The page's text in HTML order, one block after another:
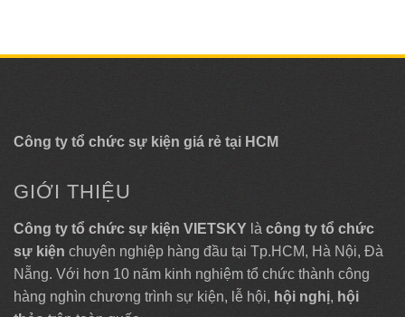
Công ty tổ chức sự kiện giá rẻ tại HCM
GIỚI THIỆU
Công ty tổ chức sự kiện VIETSKY là công ty tổ chức
sự kiện chuyên nghiệp hàng đầu tại Tp.HCM, Hà Nội, Đà
Nẵng. Với hơn 10 năm kinh nghiệm tổ chức thành công
hàng nghìn chương trình sự kiện, lễ hội, hội nghị, hội